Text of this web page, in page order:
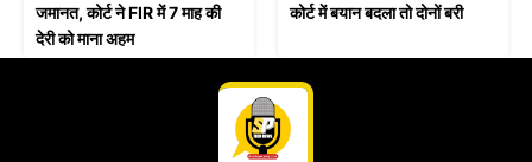
जमानत, कोर्ट ने FIR में 7 माह की
देरी को माना अहम
कोर्ट में बयान बदला तो दोनों बरी